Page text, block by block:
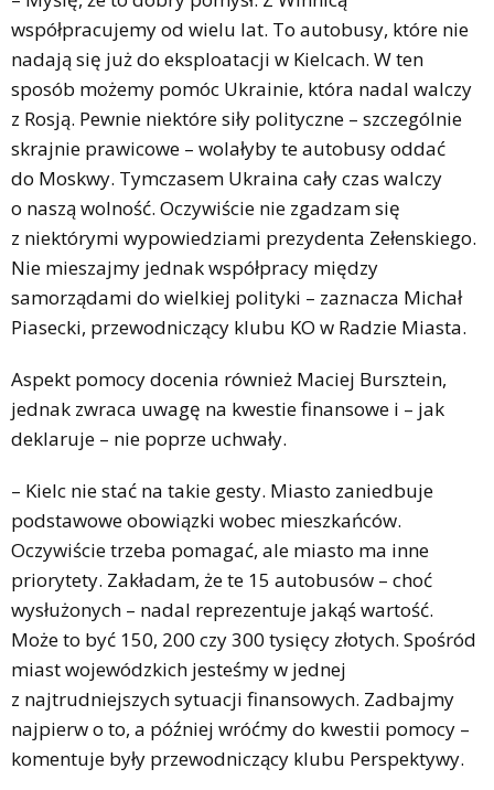
współpracujemy od wielu lat. To autobusy, które nie
nadają się już do eksploatacji w Kielcach. W ten
sposób możemy pomóc Ukrainie, która nadal walczy
z Rosją. Pewnie niektóre siły polityczne – szczególnie
skrajnie prawicowe – wolałyby te autobusy oddać
do Moskwy. Tymczasem Ukraina cały czas walczy
o naszą wolność. Oczywiście nie zgadzam się
z niektórymi wypowiedziami prezydenta Zełenskiego.
Nie mieszajmy jednak współpracy między
samorządami do wielkiej polityki – zaznacza Michał
Piasecki, przewodniczący klubu KO w Radzie Miasta.
Aspekt pomocy docenia również Maciej Bursztein,
jednak zwraca uwagę na kwestie finansowe i – jak
deklaruje – nie poprze uchwały.
– Kielc nie stać na takie gesty. Miasto zaniedbuje
podstawowe obowiązki wobec mieszkańców.
Oczywiście trzeba pomagać, ale miasto ma inne
priorytety. Zakładam, że te 15 autobusów – choć
wysłużonych – nadal reprezentuje jakąś wartość.
Może to być 150, 200 czy 300 tysięcy złotych. Spośród
miast wojewódzkich jesteśmy w jednej
z najtrudniejszych sytuacji finansowych. Zadbajmy
najpierw o to, a później wróćmy do kwestii pomocy –
komentuje były przewodniczący klubu Perspektywy.